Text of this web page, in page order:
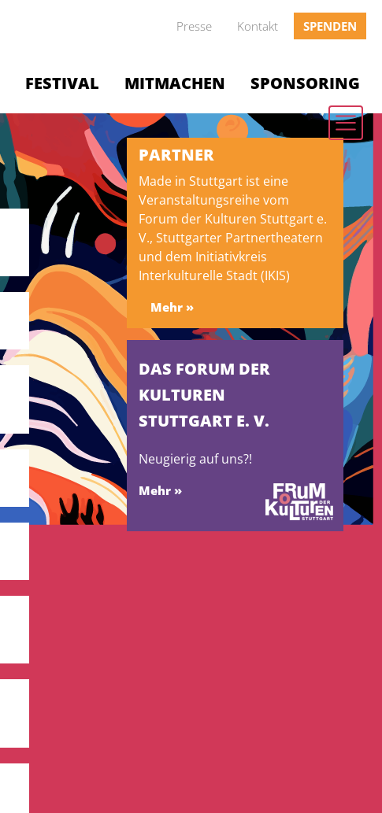
Presse Kontakt SPENDEN
FESTIVAL MITMACHEN SPONSORING
PARTNER
Made in Stuttgart ist eine
Veranstaltungsreihe vom
Forum der Kulturen Stuttgart e.
V., Stuttgarter Partnertheatern
und dem Initiativkreis
Interkulturelle Stadt (IKIS)
Mehr »
DAS FORUM DER
KULTUREN
STUTTGART E. V.
Neugierig auf uns?!
Mehr »